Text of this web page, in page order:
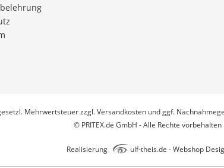
Mehrwertsteuer zzgl.Versandkostenund ggf.
© PRITEX.de GmbH - Alle Rechte vorbehalten
Realisierung ulf-theis.de - Webshop